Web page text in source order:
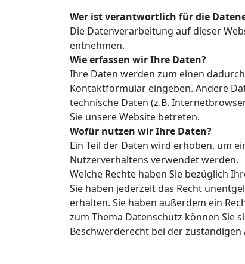
Wer ist verantwortlich für die
Die Datenverarbeitung auf dieser
entnehmen.
Wie erfassen wir Ihre Daten?
Ihre Daten werden zum einen
Kontaktformular eingeben. Andere
technische Daten (z.B.
Sie unsere Website betreten.
Wofür nutzen wir Ihre Daten?
Ein Teil der Daten wird erhoben, um
Nutzerverhaltens verwendet werden.
Welche Rechte haben Sie bezüglich
Sie haben jederzeit das Recht
erhalten. Sie haben außerdem ein
zum Thema Datenschutz können Sie
Beschwerderecht bei der